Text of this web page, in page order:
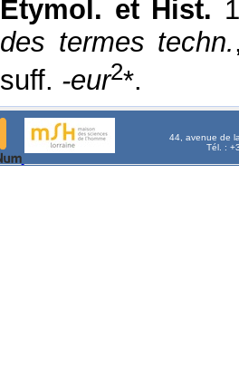
Étymol. et Hist.
des termes techn.
suff. -eur2*.
44, avenue de
Tél. :